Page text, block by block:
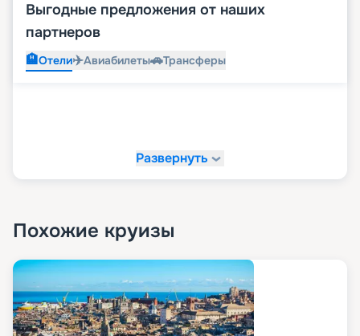
Выгодные предложения от наших
партнеров
🏨Отели✈️Авиабилеты🚗Трансферы
Развернуть
Похожие круизы